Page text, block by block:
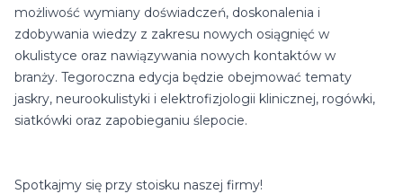
możliwość wymiany doświadczeń, doskonalenia i
zdobywania wiedzy z zakresu nowych osiągnięć w
okulistyce oraz nawiązywania nowych kontaktów w
branży. Tegoroczna edycja będzie obejmować tematy
jaskry, neurookulistyki i elektrofizjologii klinicznej, rogówki,
siatkówki oraz zapobieganiu ślepocie.
Spotkajmy się przy stoisku naszej firmy!